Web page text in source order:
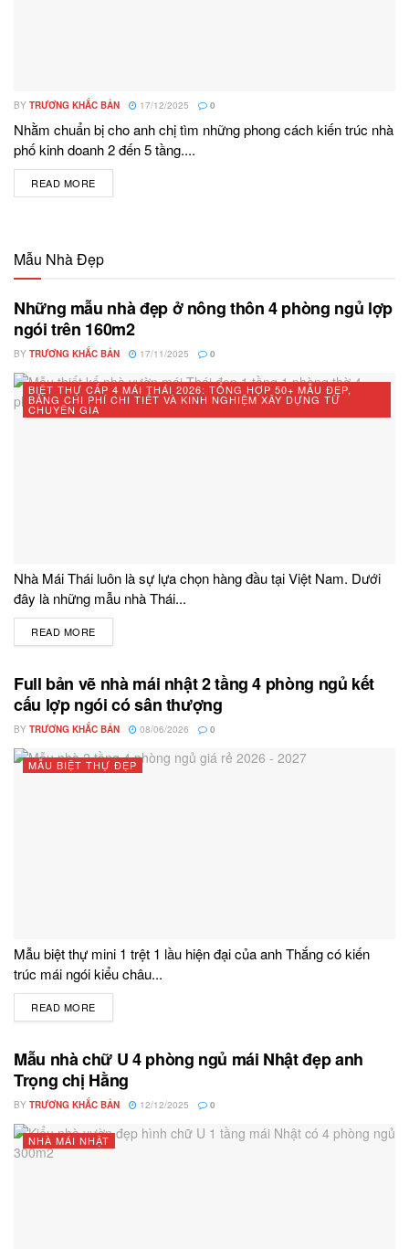
BY TRƯƠNG KHẮC BẢN 17/12/2025 0
Nhằm chuẩn bị cho anh chị tìm những phong cách kiến trúc nhà
phố kinh doanh 2 đến 5 tầng....
READ MORE
Mẫu Nhà Đẹp
Những mẫu nhà đẹp ở nông thôn 4 phòng ngủ lợp
ngói trên 160m2
BY TRƯƠNG KHẮC BẢN 17/11/2025 0
BIỆT THỰ CẤP 4 MÁI THÁI 2026: TỔNG HỢP 50+ MẪU ĐẸP,
BẢNG CHI PHÍ CHI TIẾT VÀ KINH NGHIỆM XÂY DỰNG TỪ
CHUYÊN GIA
Nhà Mái Thái luôn là sự lựa chọn hàng đầu tại Việt Nam. Dưới
đây là những mẫu nhà Thái...
READ MORE
Full bản vẽ nhà mái nhật 2 tầng 4 phòng ngủ kết
cấu lợp ngói có sân thượng
BY TRƯƠNG KHẮC BẢN 08/06/2026 0
MẪU BIỆT THỰ ĐẸP
Mẫu biệt thự mini 1 trệt 1 lầu hiện đại của anh Thắng có kiến
trúc mái ngói kiểu châu...
READ MORE
Mẫu nhà chữ U 4 phòng ngủ mái Nhật đẹp anh
Trọng chị Hằng
BY TRƯƠNG KHẮC BẢN 12/12/2025 0
NHÀ MÁI NHẬT